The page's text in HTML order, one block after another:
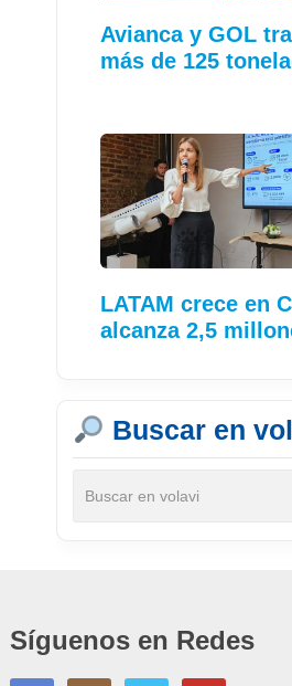
Avianca y GOL
más de 125
LATAM crece en
alcanza 2,5
Buscar en
Síguenos en Redes